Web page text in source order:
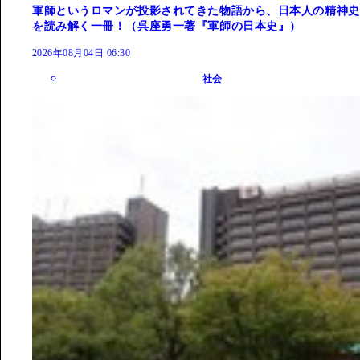
軍師というロマンが投影されてきた物語から、日本人の精神史
を読み解く一冊！（呉座勇一著『軍師の日本史』）
2026年08月04日 06:30
社会